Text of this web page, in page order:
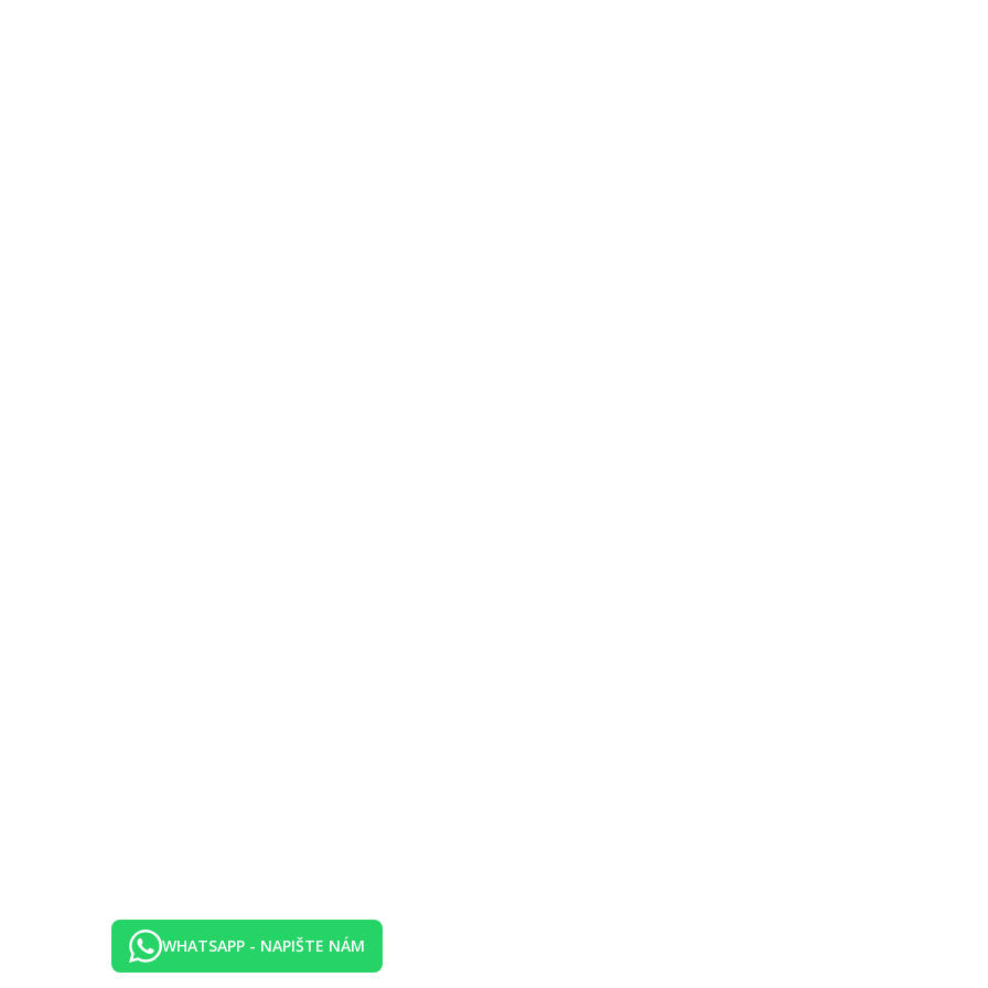
bazének a také skluzavka. Zde jsou k dispozici lehátka a slunečníky (zdarma). Osvěžující nápoje je možno dostat přímo v baru u
obědu a večeře. All inclusive Plus zahrnuje Pozdní snídaně, rychlé občerstvení, nealkoholické nápoje , pivo, víno, národní alkoholické
v určitých vymezených hodinách.
za poplatek), fitness, tenis (zdarma), plážový volejbal, badminton (případně za poplatek), volejbal, stolní tenis (případně za poplatek) a
jako např. vodní skútr a vodní lyže (částečně od místních poskytovatelů). Půjčovna kol. Nabídka wellness: lázeňská oblast za poplatek.
Hřiště. Hlídání dětí: miniklub pro děti od 4 - 12 let a babysitting (za poplatek). Herna.
služby jsou závislé na ročním období a na místních klimatických podmínkách. Jazyky: angličtina, němčina a ruština. Kreditní karty:
WHATSAPP - NAPIŠTE NÁM